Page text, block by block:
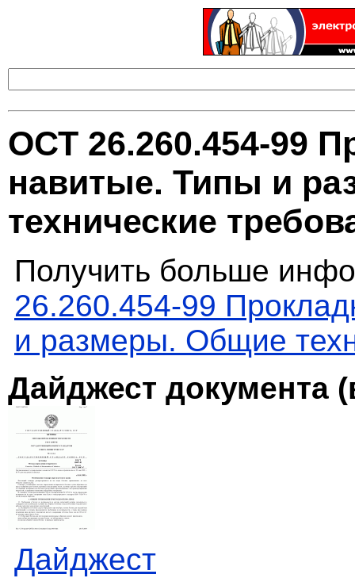
ОСТ 26.260.454-99
навитые. Типы и
технические
Получить больше
26.260.454-99
и размеры. Общие
Дайджест документа
Дайджест